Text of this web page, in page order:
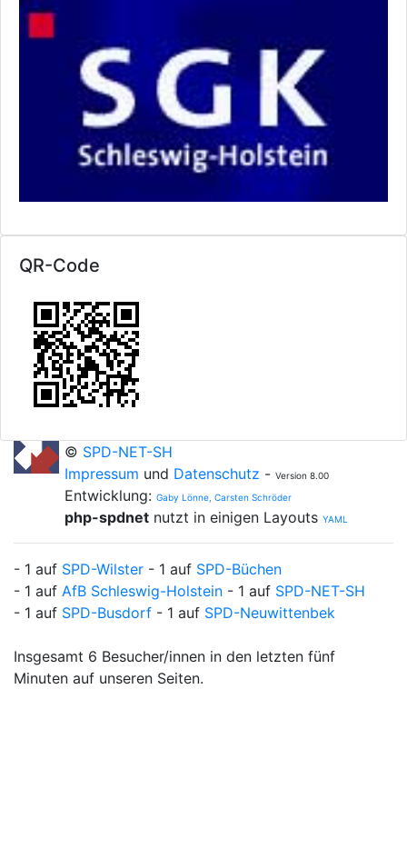
QR-Code
© SPD-NET-SH
Impressum und Datenschutz - Version 8.00
Entwicklung: Gaby Lönne, Carsten Schröder
php-spdnet nutzt in einigen Layouts YAML
- 1 auf SPD-Wilster - 1 auf SPD-Büchen
- 1 auf AfB Schleswig-Holstein - 1 auf SPD-NET-SH
- 1 auf SPD-Busdorf - 1 auf SPD-Neuwittenbek
Insgesamt 6 Besucher/innen in den letzten fünf
Minuten auf unseren Seiten.